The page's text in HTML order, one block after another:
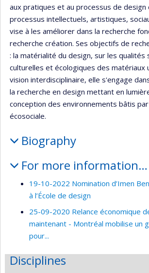
aux pratiques et au processus de design
processus intellectuels, artistiques,
vise à les améliorer dans la recherche
recherche création. Ses objectifs de
: la matérialité du design, sur les qualités
culturelles et écologiques des matériaux
vision interdisciplinaire, elle s'engage
la recherche en design mettant en
conception des environnements bâtis
écosociale.
Biography
For more information…
19-10-2022 Nomination d’Imen
à l’École de design
25-09-2020 Relance économique
maintenant - Montréal mobilise un
pour...
Disciplines